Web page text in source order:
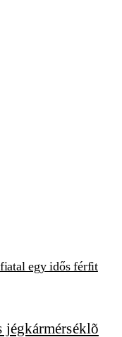
egy idős férfit